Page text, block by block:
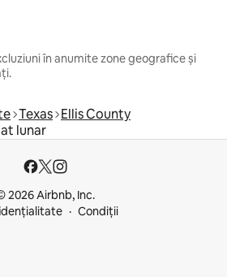
în anumite zone geografice și
Texas Ellis County
lunar
2026 Airbnb, Inc.
Condiții